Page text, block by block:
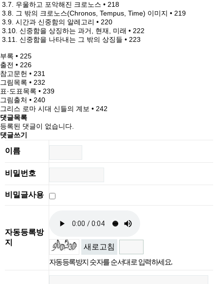
3.7. 우울하고 포악해진 크로노스 • 218
3.8. 그 밖의 크로노스(Chronos, Tempus, Time) 이미지 • 219
3.9. 시간과 신중함의 알레고리 • 220
3.10. 신중함을 상징하는 과거, 현재, 미래 • 222
3.11. 신중함을 나타내는 그 밖의 상징들 • 223
부록 • 225
출전 • 226
참고문헌 • 231
그림목록 • 232
표·도표목록 • 239
그림출처 • 240
그리스 로마 시대 신들의 계보 • 242
댓글목록
등록된 댓글이 없습니다.
댓글쓰기
이름
비밀번호
비밀글사용
자동등록방
지
새로고침
자동등록방지 숫자를 순서대로 입력하세요.